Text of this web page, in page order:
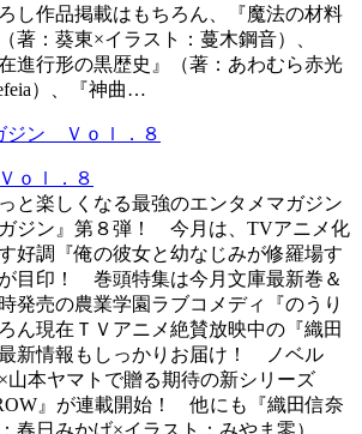
し作品掲載はもちろん、『魔法の材料
著：葵東×イラスト：蔓木鋼音）、
進行形の黒歴史』（著：あわむら赤光
）、『神曲…
ｏｌ．８
と楽しくなる最強のエンタメマガジン
ガジン』第８弾！ 今月は、TVアニメ化
好調『俺の彼女と幼なじみが修羅場す
目印！ 巻頭特集は今月文庫最新巻＆
発売の農業学園ラブコメディ『のうり
ん現在ＴＶアニメ絶賛放映中の『織田
新情報もしっかりお届け！ ノベル
山本ヤマトで贈る期待の新シリーズ
』が連載開始！ 他にも『織田信奈
春日みかげ×イラスト：みやま零）、